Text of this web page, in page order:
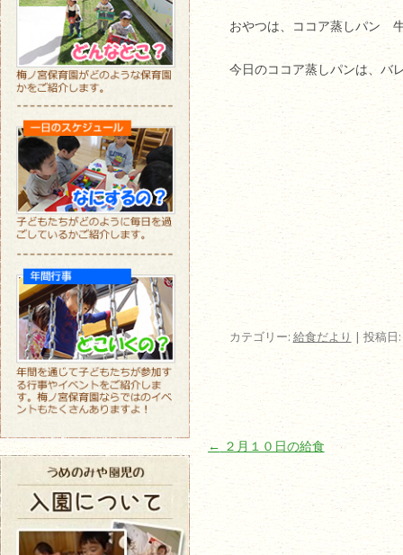
おやつは、ココア蒸しパン
今日のココア蒸しパンは、バ
カテゴリー: 給食だより | 投稿日:
投稿ナビゲーション
← ２月１０日の給食